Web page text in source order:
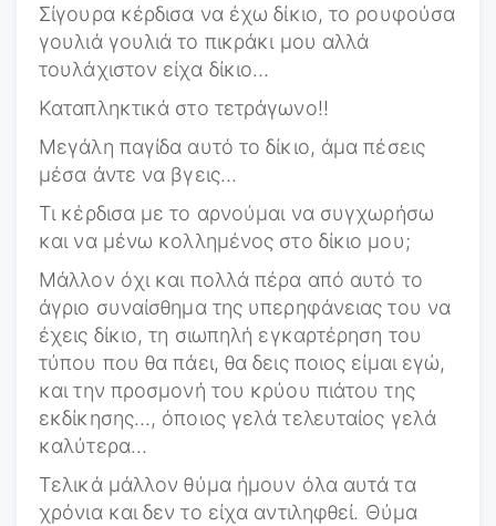
Σίγουρα κέρδισα να έχω δίκιο, το ρουφούσα
γουλιά γουλιά το πικράκι μου αλλά
τουλάχιστον είχα δίκιο…
Καταπληκτικά στο τετράγωνο!!
Μεγάλη παγίδα αυτό το δίκιο, άμα πέσεις
μέσα άντε να βγεις…
Τι κέρδισα με το αρνούμαι να συγχωρήσω
και να μένω κολλημένος στο δίκιο μου;
Μάλλον όχι και πολλά πέρα από αυτό το
άγριο συναίσθημα της υπερηφάνειας του να
έχεις δίκιο, τη σιωπηλή εγκαρτέρηση του
τύπου που θα πάει, θα δεις ποιος είμαι εγώ,
και την προσμονή του κρύου πιάτου της
εκδίκησης…, όποιος γελά τελευταίος γελά
καλύτερα…
Τελικά μάλλον θύμα ήμουν όλα αυτά τα
χρόνια και δεν το είχα αντιληφθεί. Θύμα